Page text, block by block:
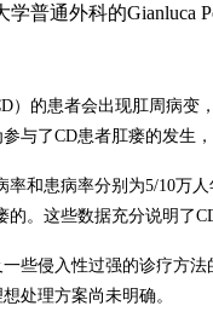
学普通外科的Gianluca
）的患者会出现肛周病变，
与了CD患者肛瘘的发生
率和患病率分别为5/10万人
的。这些数据充分说明了
些侵入性过强的诊疗方
处理方案尚未明确。